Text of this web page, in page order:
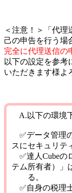
＜ 注意！
＞「代理
己の申告を行う場
完全に代理送信の
以下の設定を参考
いただきます様よ
A.以下の環境
✅データ管理
スにセキュリテ
✅達人Cubeの
テム所有者）」
る。
✅自身の税理